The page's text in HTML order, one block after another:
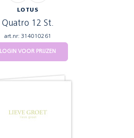
LOTUS
Quatro 12 St.
art.nr: 314010261
LOGIN VOOR PRIJZEN